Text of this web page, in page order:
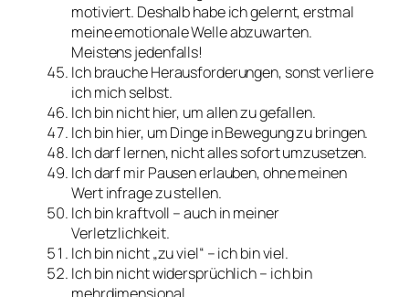
motiviert. Deshalb habe ich gelernt, erstmal
meine emotionale Welle abzuwarten.
Meistens jedenfalls!
Ich brauche Herausforderungen, sonst verliere
ich mich selbst.
Ich bin nicht hier, um allen zu gefallen.
Ich bin hier, um Dinge in Bewegung zu bringen.
Ich darf lernen, nicht alles sofort umzusetzen.
Ich darf mir Pausen erlauben, ohne meinen
Wert infrage zu stellen.
Ich bin kraftvoll – auch in meiner
Verletzlichkeit.
Ich bin nicht „zu viel“ – ich bin viel.
Ich bin nicht widersprüchlich – ich bin